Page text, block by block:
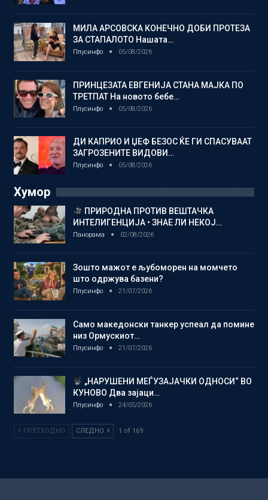
МИЛА АРСОВСКА КОНЕЧНО ДОБИ ПРОТЕЗА
ЗА СТАПАЛОТО Нашата…
Плусинфо 05/08/2026
ПРИНЦЕЗАТА ЕВГЕНИЈА СТАНА МАЈКА ПО
ТРЕТПАТ На новото бебе…
Плусинфо 05/08/2026
ДИ КАПРИО И ЏЕФ БЕЗОС ЌЕ ГИ СПАСУВААТ
ЗАГРОЗЕНИТЕ ВИДОВИ…
Плусинфо 05/08/2026
Хумор
ПРИРОДНА ПРОТИВ ВЕШТАЧКА
ИНТЕЛИГЕНЦИЈА • ЗНАЕ ЛИ НЕКОЈ…
Панорама 02/08/2026
Зошто мажот е љубоморен на момчето
што одржува базени?
Плусинфо 21/07/2026
Само македонски танкер успеал да помине
низ Ормускиот…
Плусинфо 21/07/2026
„НАРУШЕНИ МЕЃУЗАЈАЧКИ ОДНОСИ“ ВО
КУНОВО Два зајаци…
Плусинфо 24/05/2026
ПРЕТХОДНО СЛЕДНО 1 of 169